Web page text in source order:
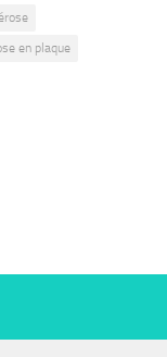
en plaque